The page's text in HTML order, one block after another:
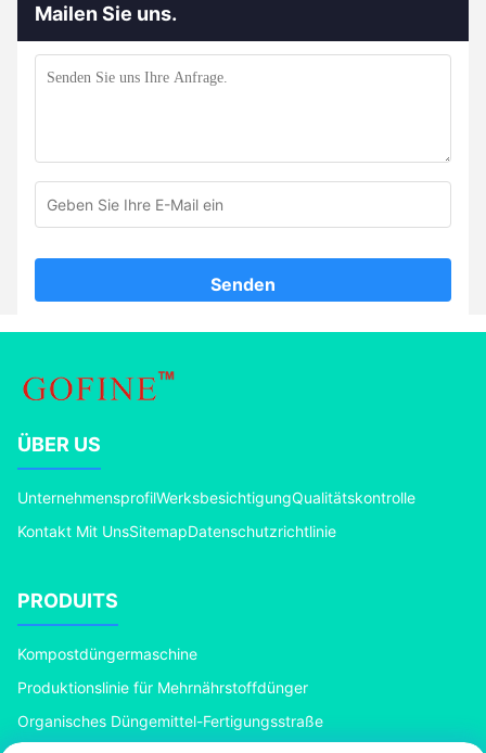
Mailen Sie uns.
Senden
ÜBER US
UnternehmensprofilWerksbesichtigungQualitätskontrolle
Kontakt Mit UnsSitemapDatenschutzrichtlinie
PRODUITS
Kompostdüngermaschine
Produktionslinie für Mehrnährstoffdünger
Organisches Düngemittel-Fertigungsstraße